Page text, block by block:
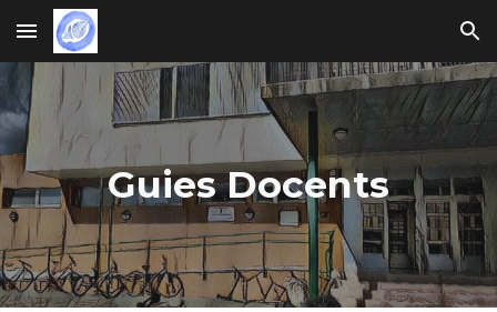
Skip to main content Skip to navigation
Guies Docents